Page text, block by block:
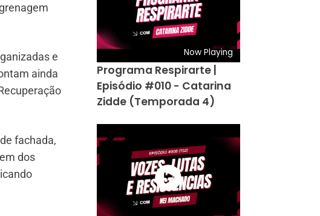
e
ainda
fachada,
dos
Now Playing
Programa Respirarte |
Episódio #010 - Catarina
Zidde (Temporada 4)